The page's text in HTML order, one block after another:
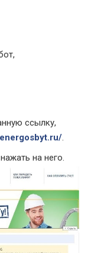
ссылку,
.
на него.